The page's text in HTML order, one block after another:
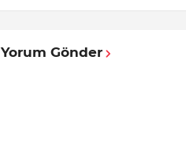
Yorum Gönder